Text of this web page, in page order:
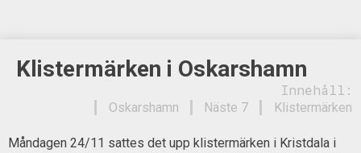
Klistermärken i Oskarshamn
Innehåll:
Klistermärken
Näste 7
Oskarshamn
Måndagen 24/11 sattes det upp klistermärken i Kristdala i